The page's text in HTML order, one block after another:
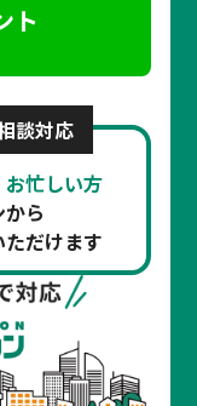
ト
談対応
忙しい方
ら
だけます